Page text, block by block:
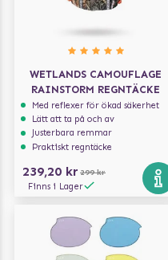
WETLANDS CAMOUFLAGE
RAINSTORM REGNTÄCKE
Med reflexer för ökad säkerhet
Lätt att ta på och av
Justerbara remmar
Praktiskt regntäcke
239,20 kr 299 kr
Finns i Lager